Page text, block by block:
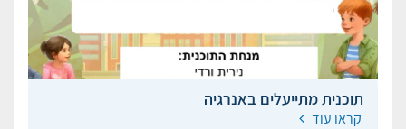
תוכנית מתייעלים באנרגיה
קראו עוד